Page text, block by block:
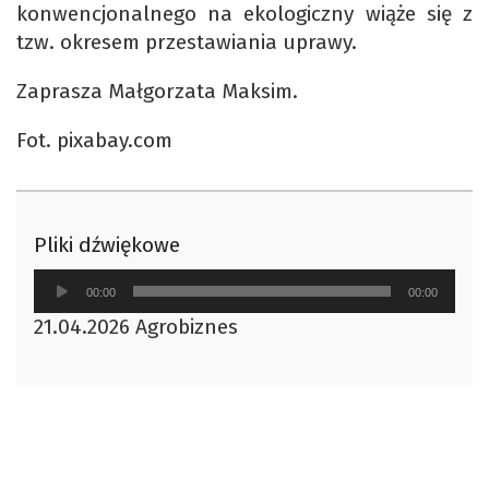
konwencjonalnego na ekologiczny wiąże się z
tzw. okresem przestawiania uprawy.
Zaprasza Małgorzata Maksim.
Fot. pixabay.com
Pliki dźwiękowe
Odtwarzacz
plików
dźwiękowych
00:00 00:00
21.04.2026 Agrobiznes